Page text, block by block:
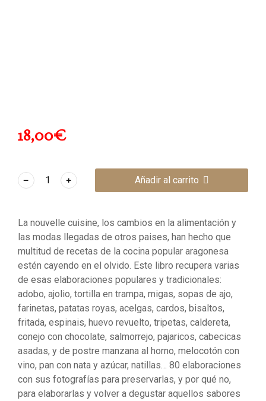
18,00€
﹣ ﹢ Añadir al carrito
La nouvelle cuisine, los cambios en la alimentación y
las modas llegadas de otros paises, han hecho que
multitud de recetas de la cocina popular aragonesa
estén cayendo en el olvido. Este libro recupera varias
de esas elaboraciones populares y tradicionales:
adobo, ajolio, tortilla en trampa, migas, sopas de ajo,
farinetas, patatas royas, acelgas, cardos, bisaltos,
fritada, espinais, huevo revuelto, tripetas, caldereta,
conejo con chocolate, salmorrejo, pajaricos, cabecicas
asadas, y de postre manzana al horno, melocotón con
vino, pan con nata y azúcar, natillas… 80 elaboraciones
con sus fotografías para preservarlas, y por qué no,
para elaborarlas y volver a degustar aquellos sabores